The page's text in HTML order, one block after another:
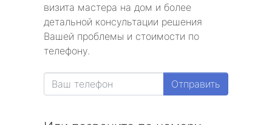
визита мастера на дом и более
детальной консультации решения
Вашей проблемы и стоимости по
телефону.
Отправить